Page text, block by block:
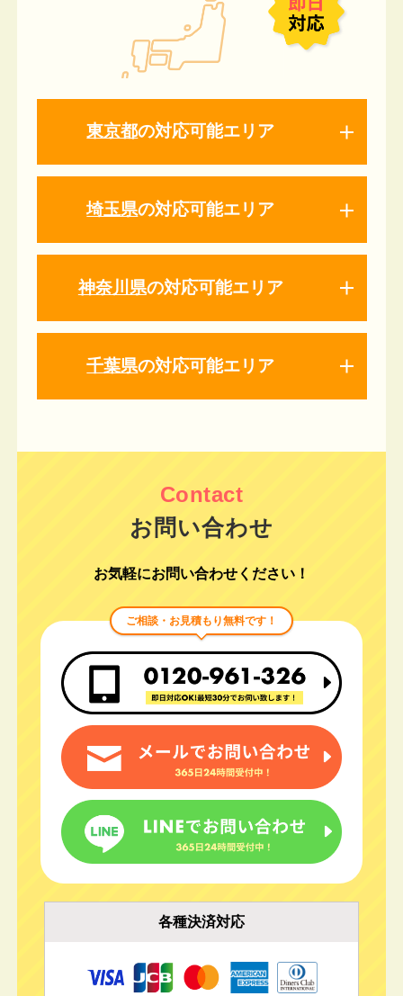
東京都の対応可能エリア
埼玉県の対応可能エリア
神奈川県の対応可能エリア
千葉県の対応可能エリア
お問い合わせ
お気軽にお問い合わせください！
ご相談・お見積もり無料です！
各種決済対応